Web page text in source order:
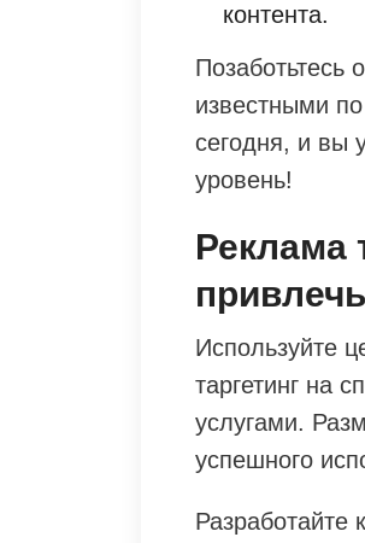
контента.
Позаботьтесь
известными
сегодня, и вы
уровень!
Реклама
Используйте
таргетинг на
услугами.
успешного
Разработайте